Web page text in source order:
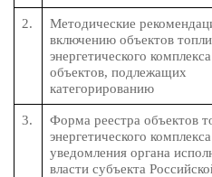
2.
Методические
включению объектов
энергетического
объектов, подлежащих
категорированию
3.
Форма реестра объектов
энергетического
уведомления органа
власти субъекта